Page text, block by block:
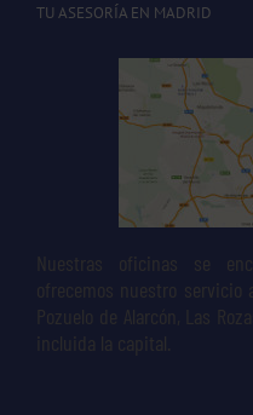
TU ASESORÍA EN MADRID
Nuestras oficinas se
ofrecemos nuestro servicio
Pozuelo de Alarcón, Las
incluida la capital.